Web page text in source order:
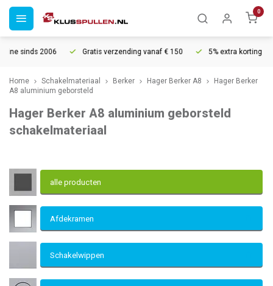
0
Gratis verzending vanaf € 150 5% extra korting vanaf € 1000
Home Schakelmateriaal Berker Hager Berker A8
Hager Berker
A8 aluminium geborsteld
Hager Berker A8 aluminium geborsteld
schakelmateriaal
alle producten
Afdekramen
Schakelwippen